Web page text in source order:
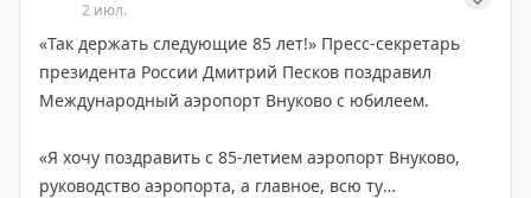
#Внуково85
2 июл.
«Так держать следующие 85 лет!» Пресс-секретарь
президента России Дмитрий Песков поздравил
Международный аэропорт Внуково с юбилеем.
«Я хочу поздравить с 85-летием аэропорт Внуково,
руководство аэропорта, а главное, всю ту